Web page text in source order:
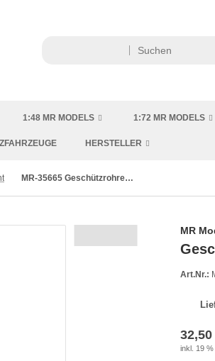
1:48 MR MODELS 1:72 MR MODELS
HERSTELLER
MR-35665 Geschützrohre und Zubehör Flakpanzer V Coelian
MR
Art.Nr.:
inkl. 19 %